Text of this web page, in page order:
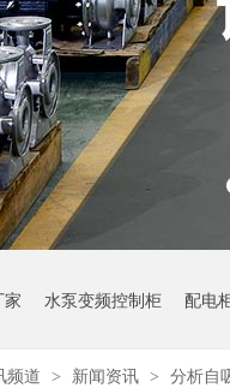
水泵变频控制柜 配电
频道 > 新闻资讯 > 分析自